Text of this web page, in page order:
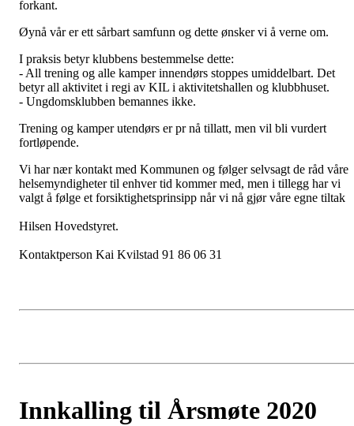
forkant.
Øynå vår er ett sårbart samfunn og dette ønsker vi å verne om.
I praksis betyr klubbens bestemmelse dette:
- All trening og alle kamper innendørs stoppes umiddelbart. Det
betyr all aktivitet i regi av KIL i aktivitetshallen og klubbhuset.
- Ungdomsklubben bemannes ikke.
Trening og kamper utendørs er pr nå tillatt, men vil bli vurdert
fortløpende.
Vi har nær kontakt med Kommunen og følger selvsagt de råd våre
helsemyndigheter til enhver tid kommer med, men i tillegg har vi
valgt å følge et forsiktighetsprinsipp når vi nå gjør våre egne tiltak
Hilsen Hovedstyret.
Kontaktperson Kai Kvilstad 91 86 06 31
Innkalling til Årsmøte 2020